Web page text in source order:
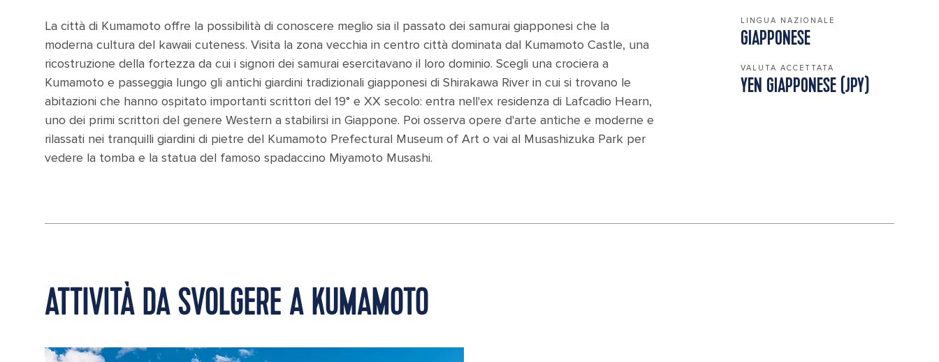
La città di Kumamoto offre la possibilità di conoscere meglio sia il passato dei samurai giapponesi che la
moderna cultura del kawaii cuteness. Visita la zona vecchia in centro città dominata dal Kumamoto Castle, una
ricostruzione della fortezza da cui i signori dei samurai esercitavano il loro dominio. Scegli una crociera a
Kumamoto e passeggia lungo gli antichi giardini tradizionali giapponesi di Shirakawa River in cui si trovano le
abitazioni che hanno ospitato importanti scrittori del 19° e XX secolo: entra nell'ex residenza di Lafcadio Hearn,
uno dei primi scrittori del genere Western a stabilirsi in Giappone. Poi osserva opere d'arte antiche e moderne e
rilassati nei tranquilli giardini di pietre del Kumamoto Prefectural Museum of Art o vai al Musashizuka Park per
vedere la tomba e la statua del famoso spadaccino Miyamoto Musashi.
LINGUA NAZIONALE
GIAPPONESE
VALUTA ACCETTATA
YEN GIAPPONESE (JPY)
ATTIVITÀ DA SVOLGERE A KUMAMOTO